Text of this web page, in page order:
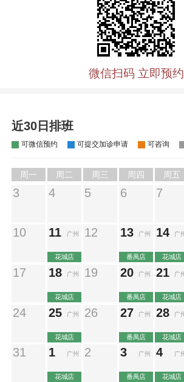
微信扫码 立即预约